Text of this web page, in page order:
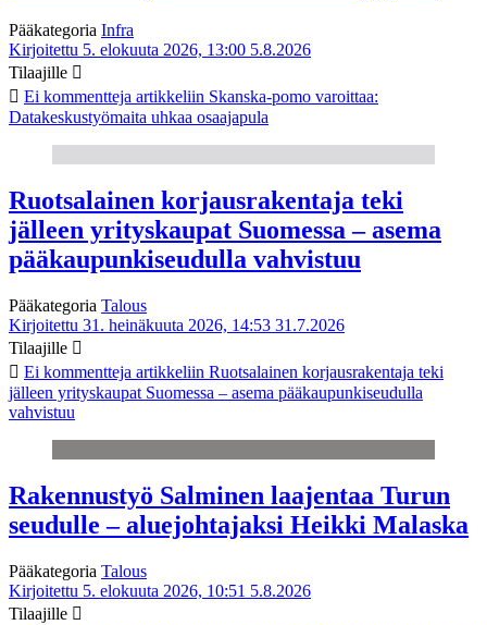
Pääkategoria Infra
Kirjoitettu 5. elokuuta 2026, 13:00 5.8.2026
Tilaajille
Ei kommentteja artikkeliin Skanska-pomo varoittaa:
Datakeskustyömaita uhkaa osaajapula
Ruotsalainen korjausrakentaja teki
jälleen yrityskaupat Suomessa – asema
pääkaupunkiseudulla vahvistuu
Pääkategoria Talous
Kirjoitettu 31. heinäkuuta 2026, 14:53 31.7.2026
Tilaajille
Ei kommentteja artikkeliin Ruotsalainen korjausrakentaja teki
jälleen yrityskaupat Suomessa – asema pääkaupunkiseudulla
vahvistuu
Rakennustyö Salminen laajentaa Turun
seudulle – aluejohtajaksi Heikki Malaska
Pääkategoria Talous
Kirjoitettu 5. elokuuta 2026, 10:51 5.8.2026
Tilaajille